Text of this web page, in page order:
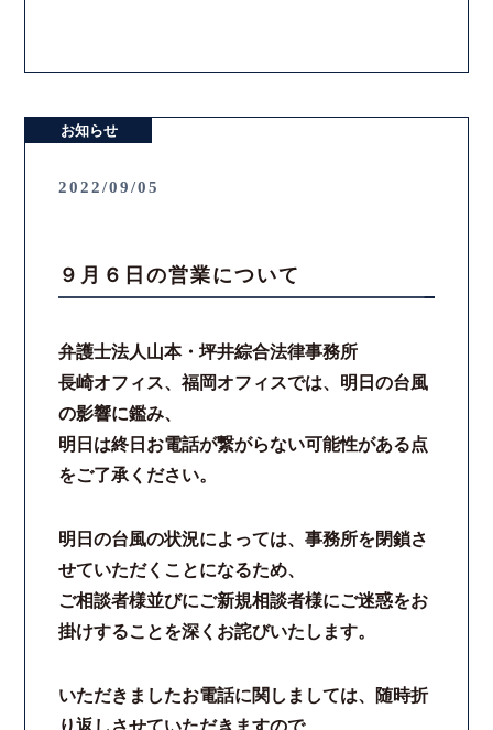
サマークラーク・ウィンタークラーク募集
衛生対策の強化
コロナと労働問題
プライバシーポリシー
お電話はこちらから
お知らせ
2022/09/05
９月６日の営業について
弁護士法人山本・坪井綜合法律事務所
長崎オフィス、福岡オフィスでは、明日の台風
の影響に鑑み、
明日は終日お電話が繋がらない可能性がある点
をご了承ください。
明日の台風の状況によっては、事務所を閉鎖さ
せていただくことになるため、
ご相談者様並びにご新規相談者様にご迷惑をお
掛けすることを深くお詫びいたします。
いただきましたお電話に関しましては、随時折
り返しさせていただきますので、